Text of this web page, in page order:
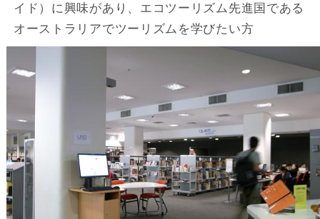
イド）に興味があり、エコツーリズム先進国である
オーストラリアでツーリズムを学びたい方